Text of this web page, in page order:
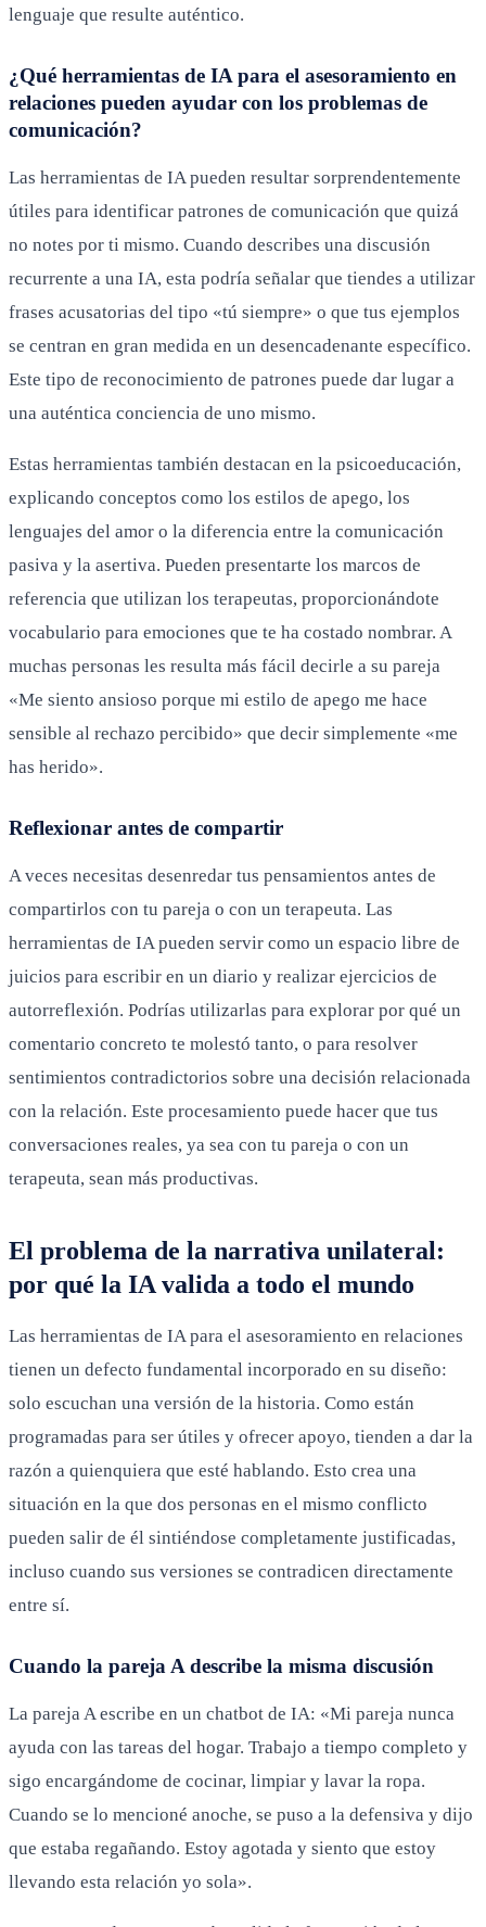
lenguaje que resulte auténtico.
¿Qué herramientas de IA para el asesoramiento en
relaciones pueden ayudar con los problemas de
comunicación?
Las herramientas de IA pueden resultar sorprendentemente
útiles para identificar patrones de comunicación que quizá
no notes por ti mismo. Cuando describes una discusión
recurrente a una IA, esta podría señalar que tiendes a utilizar
frases acusatorias del tipo «tú siempre» o que tus ejemplos
se centran en gran medida en un desencadenante específico.
Este tipo de reconocimiento de patrones puede dar lugar a
una auténtica conciencia de uno mismo.
Estas herramientas también destacan en la psicoeducación,
explicando conceptos como los estilos de apego, los
lenguajes del amor o la diferencia entre la comunicación
pasiva y la asertiva. Pueden presentarte los marcos de
referencia que utilizan los terapeutas, proporcionándote
vocabulario para emociones que te ha costado nombrar. A
muchas personas les resulta más fácil decirle a su pareja
«Me siento ansioso porque mi estilo de apego me hace
sensible al rechazo percibido» que decir simplemente «me
has herido».
Reflexionar antes de compartir
A veces necesitas desenredar tus pensamientos antes de
compartirlos con tu pareja o con un terapeuta. Las
herramientas de IA pueden servir como un espacio libre de
juicios para escribir en un diario y realizar ejercicios de
autorreflexión. Podrías utilizarlas para explorar por qué un
comentario concreto te molestó tanto, o para resolver
sentimientos contradictorios sobre una decisión relacionada
con la relación. Este procesamiento puede hacer que tus
conversaciones reales, ya sea con tu pareja o con un
terapeuta, sean más productivas.
El problema de la narrativa unilateral:
por qué la IA valida a todo el mundo
Las herramientas de IA para el asesoramiento en relaciones
tienen un defecto fundamental incorporado en su diseño:
solo escuchan una versión de la historia. Como están
programadas para ser útiles y ofrecer apoyo, tienden a dar la
razón a quienquiera que esté hablando. Esto crea una
situación en la que dos personas en el mismo conflicto
pueden salir de él sintiéndose completamente justificadas,
incluso cuando sus versiones se contradicen directamente
entre sí.
Cuando la pareja A describe la misma discusión
La pareja A escribe en un chatbot de IA: «Mi pareja nunca
ayuda con las tareas del hogar. Trabajo a tiempo completo y
sigo encargándome de cocinar, limpiar y lavar la ropa.
Cuando se lo mencioné anoche, se puso a la defensiva y dijo
que estaba regañando. Estoy agotada y siento que estoy
llevando esta relación yo sola».